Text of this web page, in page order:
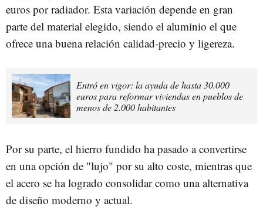
euros por radiador. Esta variación depende en gran
parte del material elegido, siendo el aluminio el que
ofrece una buena relación calidad-precio y ligereza.
Entró en vigor: la ayuda de hasta 30.000
euros para reformar viviendas en pueblos de
menos de 2.000 habitantes
Por su parte, el hierro fundido ha pasado a convertirse
en una opción de "lujo" por su alto coste, mientras que
el acero se ha logrado consolidar como una alternativa
de diseño moderno y actual.